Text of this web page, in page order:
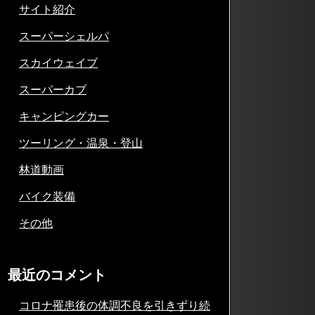
サイト紹介
スーパーシェルパ
スカイウェイブ
スーパーカブ
キャンピングカー
ツーリング・温泉・登山
林道動画
バイク装備
その他
最近のコメント
コロナ罹患後の体調不良を引きずり続